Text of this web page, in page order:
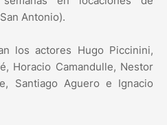
Antonio).
los actores Hugo Piccinini,
Horacio Camandulle, Nestor
Santiago Aguero e Ignacio